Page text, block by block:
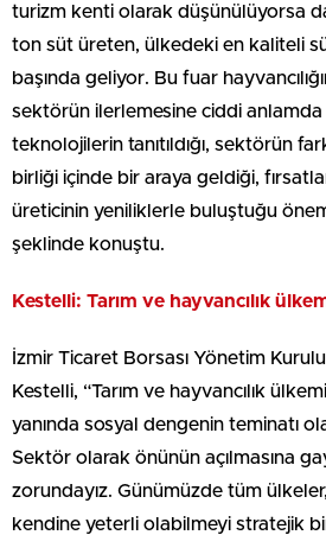
turizm kenti olarak düşünülüyorsa
ton süt üreten, ülkedeki en kaliteli
başında geliyor. Bu fuar
sektörün ilerlemesine ciddi anlamda
teknolojilerin tanıtıldığı, sektörün
birliği içinde bir araya geldiği,
üreticinin yeniliklerle buluştuğu
şeklinde konuştu.
Kestelli: Tarım ve hayvancılık
İzmir Ticaret Borsası Yönetim Kurulu
Kestelli, “Tarım ve hayvancılık
yanında sosyal dengenin teminatı
Sektör olarak önünün açılmasına
zorundayız. Günümüzde tüm
kendine yeterli olabilmeyi stratejik